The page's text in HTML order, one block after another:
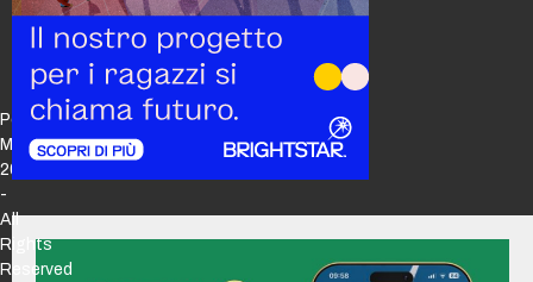
Policy
Maker
2026
-
All
Rights
Reserved